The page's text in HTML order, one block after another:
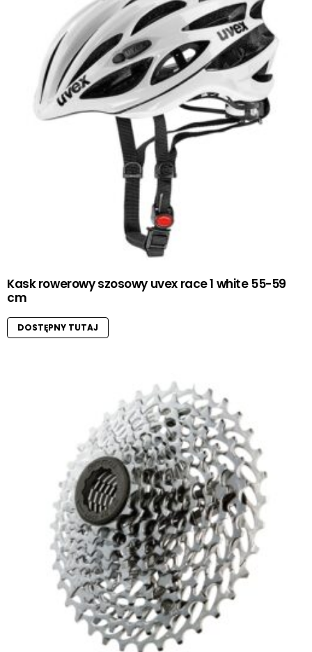
Kask rowerowy szosowy uvex race 1 white 55-59
cm
DOSTĘPNY TUTAJ